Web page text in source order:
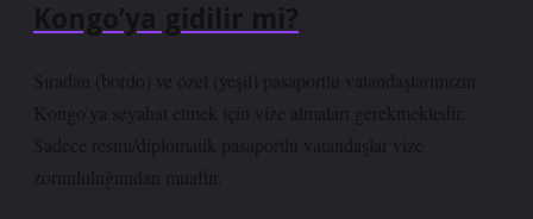
Kongo’ya gidilir mi?
Sıradan (bordo) ve özel (yeşil) pasaportlu vatandaşlarımızın
Kongo’ya seyahat etmek için vize almaları gerekmektedir.
Sadece resmi/diplomatik pasaportlu vatandaşlar vize
zorunluluğundan muaftır.